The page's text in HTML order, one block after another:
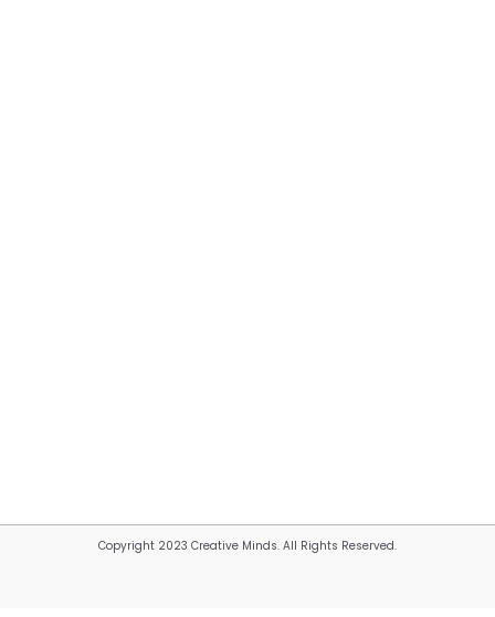
Copyright 2023 Creative Minds. All Rights Reserved.